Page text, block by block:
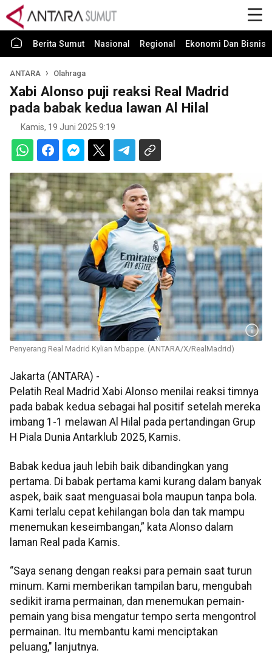
Berita Sumut Nasional Regional Ekonomi Dan Bisnis
ANTARA Olahraga
Xabi Alonso puji reaksi Real Madrid
pada babak kedua lawan Al Hilal
Kamis, 19 Juni 2025 9:19
Penyerang Real Madrid Kylian Mbappe. (ANTARA/X/RealMadrid)
Jakarta (ANTARA) -
Pelatih Real Madrid Xabi Alonso menilai reaksi timnya
pada babak kedua sebagai hal positif setelah mereka
imbang 1-1 melawan Al Hilal pada pertandingan Grup
H Piala Dunia Antarklub 2025, Kamis.
Babak kedua jauh lebih baik dibandingkan yang
pertama. Di babak pertama kami kurang dalam banyak
aspek, baik saat menguasai bola maupun tanpa bola.
Kami terlalu cepat kehilangan bola dan tak mampu
menemukan keseimbangan,” kata Alonso dalam
laman Real pada Kamis.
“Saya senang dengan reaksi para pemain saat turun
minum. Kami memberikan tampilan baru, mengubah
sedikit irama permainan, dan menemukan pemain-
pemain yang bisa mengatur tempo serta mengontrol
permainan. Itu membantu kami menciptakan
peluang," lanjutnya.